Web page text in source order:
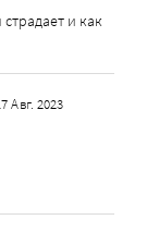
и как
Авг. 2023